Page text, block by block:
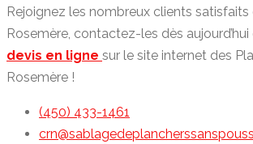
Rejoignez les nombreux clients satisfaits
Rosemère, contactez-les dès
devis en ligne sur le site internet des
Rosemère !
(450) 433-1461